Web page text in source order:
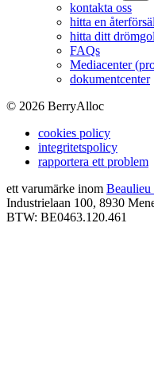
kontakta oss
hitta en
hitta ditt
FAQs
Mediacenter
dokumentcenter
© 2026 BerryAlloc
cookies policy
integritetspolicy
rapportera ett problem
ett varumärke inom
Industrielaan 100, 8930
BTW: BE0463.120.461